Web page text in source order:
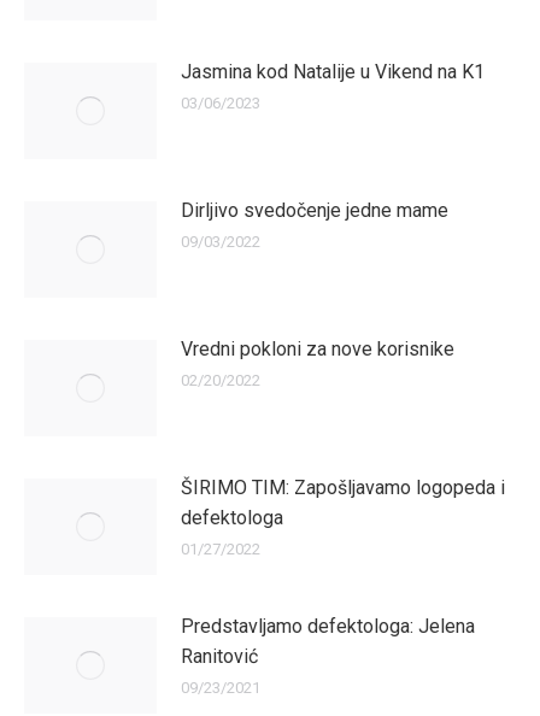
Jasmina kod Natalije u Vikend na K1
03/06/2023
Dirljivo svedočenje jedne mame
09/03/2022
Vredni pokloni za nove korisnike
02/20/2022
ŠIRIMO TIM: Zapošljavamo logopeda i
defektologa
01/27/2022
Predstavljamo defektologa: Jelena
Ranitović
09/23/2021